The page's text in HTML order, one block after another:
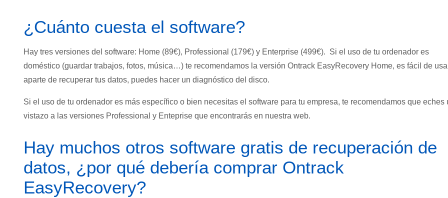
¿Cuánto cuesta el software?
Hay tres versiones del software: Home (89€), Professional (179€) y Enterprise (499€). Si el uso de tu ordenador es
doméstico (guardar trabajos, fotos, música…) te recomendamos la versión Ontrack EasyRecovery Home, es fácil de
aparte de recuperar tus datos, puedes hacer un diagnóstico del disco.
Si el uso de tu ordenador es más específico o bien necesitas el software para tu empresa, te recomendamos que eches
vistazo a las versiones Professional y Enteprise que encontrarás en nuestra web.
Hay muchos otros software gratis de recuperación de
datos, ¿por qué debería comprar Ontrack
EasyRecovery?